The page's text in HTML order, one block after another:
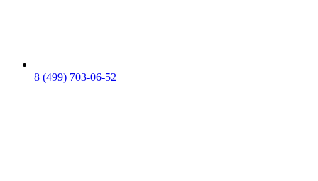
8 (499) 703-06-52